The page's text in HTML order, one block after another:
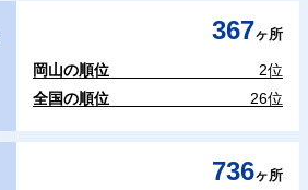
367ヶ所
岡山の順位
2位
全国の順位
26位
736ヶ所